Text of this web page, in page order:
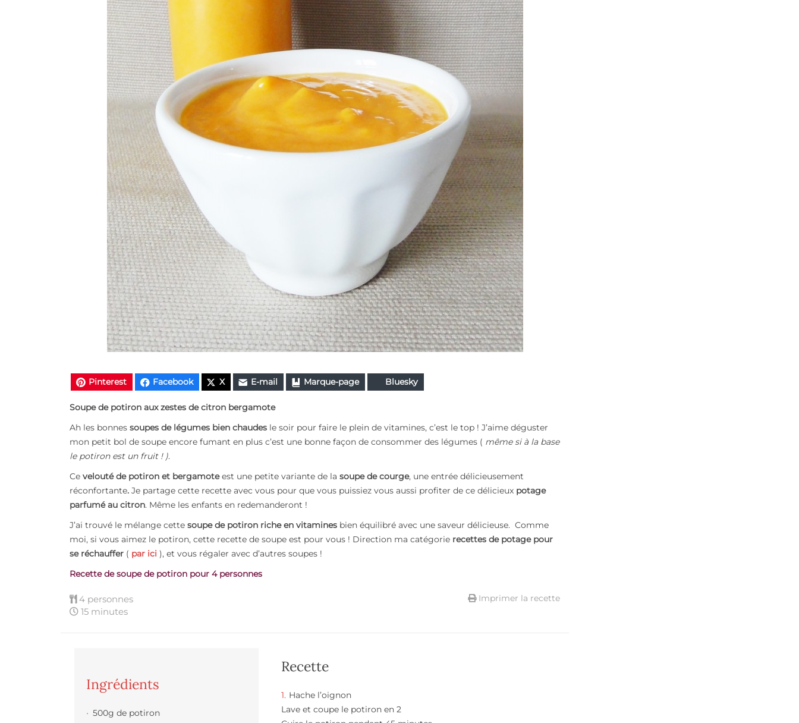
Pinterest Facebook X E-mail Marque-page Bluesky
Soupe de potiron aux zestes de citron bergamote
Ah les bonnes soupes de légumes bien chaudes le soir pour faire le plein de vitamines, c’est le top ! J’aime déguster
mon petit bol de soupe encore fumant en plus c’est une bonne façon de consommer des légumes ( même si à la base
le potiron est un fruit ! ).
Ce velouté de potiron et bergamoteest une petite variante de la soupe de courge, une entrée délicieusement
réconfortante. Je partage cette recette avec vous pour que vous puissiez vous aussi profiter de ce délicieux potage
parfumé au citron. Même les enfants en redemanderont !
J’ai trouvé le mélange cette soupe de potiron riche en vitamines bien équilibré avec une saveur délicieuse. Comme
moi, si vous aimez le potiron, cette recette de soupe est pour vous ! Direction ma catégorie recettes de potage pour
se réchauffer ( par ici ), et vous régaler avec d’autres soupes !
Recette de soupe de potiron pour 4 personnes
4 personnes
15 minutes
Imprimer la recette
Ingrédients
500g de potiron
Recette
Hache l’oignon
Lave et coupe le potiron en 2